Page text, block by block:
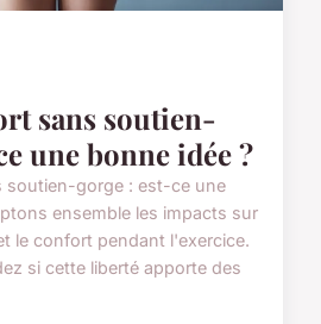
sans soutien-
une bonne idée ?
soutien-gorge : est-ce une
ensemble les impacts sur
le confort pendant l'exercice.
si cette liberté apporte des